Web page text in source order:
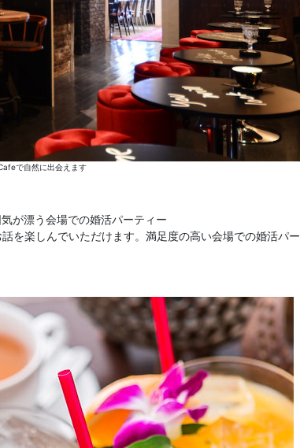
で自然に出会えます
が漂う会場での婚活パーティー
を楽しんでいただけます。満足度の高い会場での婚活パー